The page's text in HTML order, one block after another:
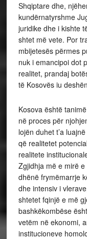
Shqiptare dhe,
kundërnatyrshme
juridike dhe i kishte
shtet më vete. Por
mbijetesës përmes
nuk i emancipoi dot
realitet, prandaj
të Kosovës iu
Kosova është
në proces për
lojën duhet t’a
që realitetet
realitete
Zgjidhja më e mirë
dhënë frymëmarrje
dhe intensiv i
shtetet fqinjë e më
bashkëkombëse
vetëm në ekonomi,
institucioneve